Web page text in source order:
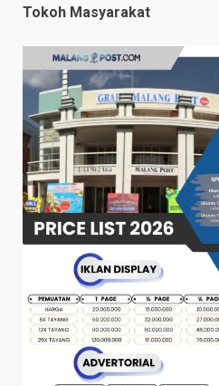
Tokoh Masyarakat